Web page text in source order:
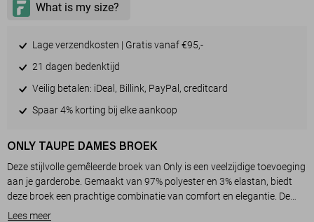
Lage verzendkosten | Gratis vanaf €95,-
21 dagen bedenktijd
Veilig betalen: iDeal, Billink, PayPal, creditcard
Spaar 4% korting bij elke aankoop
ONLY TAUPE DAMES BROEK
Deze stijlvolle gemêleerde broek van Only is een veelzijdige toevoeging
aan je garderobe. Gemaakt van 97% polyester en 3% elastan, biedt
deze broek een prachtige combinatie van comfort en elegantie. De
straight fit pasvorm en de hoge taille creëren een flatterend silhouet
Lees meer